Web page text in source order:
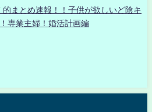
まとめ速報！！子供が欲しいど陰キ
専業主婦！婚活計画編